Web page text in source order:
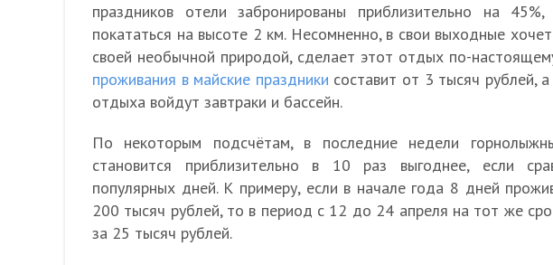
праздников отели забронированы приблизительно на
покататься на высоте 2 км. Несомненно, в свои выходные
своей необычной природой, сделает этот отдых по-
проживания в майские праздники составит от 3 тысяч рублей,
отдыха войдут завтраки и бассейн.
По некоторым подсчётам, в последние недели
становится приблизительно в 10 раз выгоднее, если
популярных дней. К примеру, если в начале года 8 дней
200 тысяч рублей, то в период с 12 до 24 апреля на тот же
за 25 тысяч рублей.